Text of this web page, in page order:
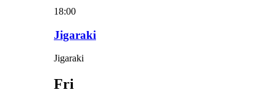
18:00
Jigaraki
Jigaraki
Fri